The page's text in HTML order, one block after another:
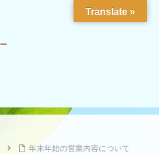
年末年始の営業内容について
Translate »